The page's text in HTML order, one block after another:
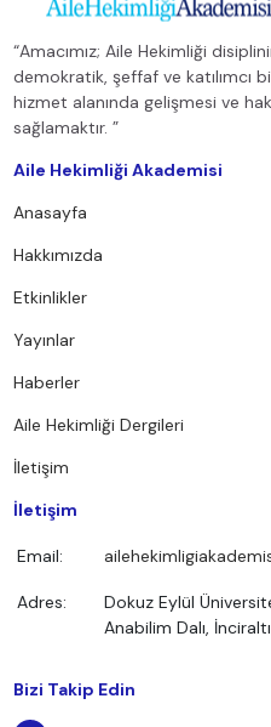
“Amacımız; Aile Hekimliği
demokratik, şeffaf ve katılımcı
hizmet alanında gelişmesi ve
sağlamaktır. ”
Aile Hekimliği Akademisi
Anasayfa
Hakkımızda
Etkinlikler
Yayınlar
Haberler
Aile Hekimliği Dergileri
İletişim
İletişim
Email:
Adres:
Dokuz Eylül
Anabilim Dalı,
Bizi Takip Edin